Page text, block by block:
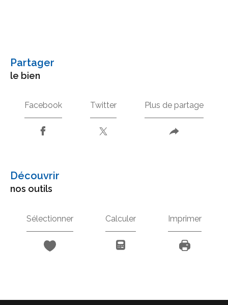
partager
le bien
Facebook Twitter Plus de partage
découvrir
nos outils
Sélectionner Calculer Imprimer